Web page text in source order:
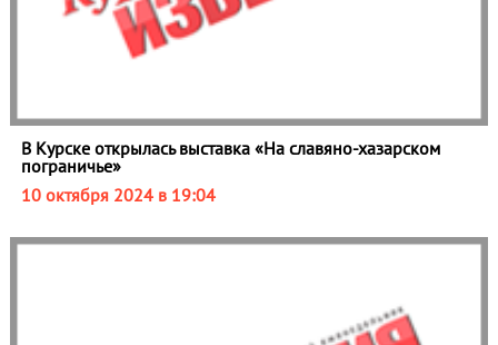
В Курске открылась выставка «На славяно-хазарском
пограничье»
10 октября 2024 в 19:04